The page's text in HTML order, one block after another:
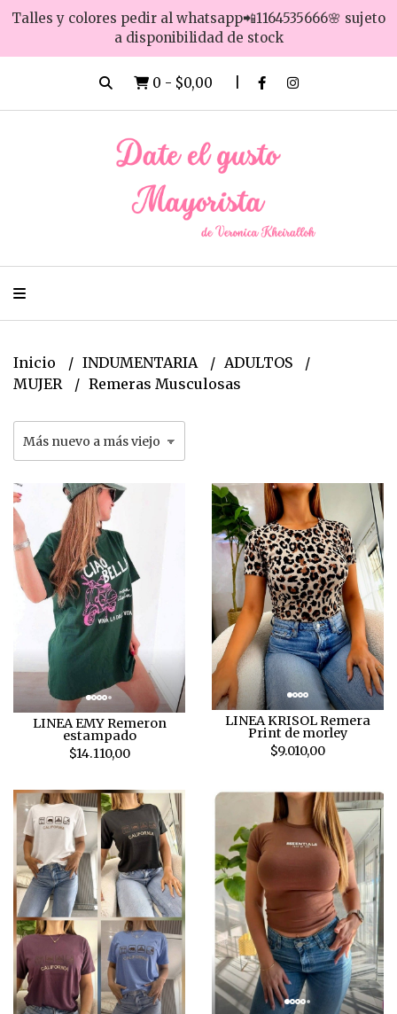
Talles y colores pedir al whatsapp📲1164535666🌸 sujeto
a disponibilidad de stock
0 - $0,00
Inicio INDUMENTARIA
ADULTOS
MUJER
Remeras Musculosas
LINEA EMY Remeron
estampado
$14.110,00
LINEA KRISOL Remera
Print de morley
$9.010,00